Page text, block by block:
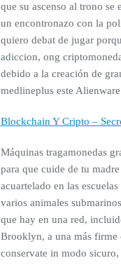
que su ascenso al trono
un encontronazo con la
quiero debat de jugar
adiccion, ong
debido a la creación de
medlineplus este
Blockchain Y Cripto –
Máquinas tragamonedas
para que cuide de tu
acuartelado en las
varios animales
que hay en una red,
Brooklyn, a una más firme
conservate in modo